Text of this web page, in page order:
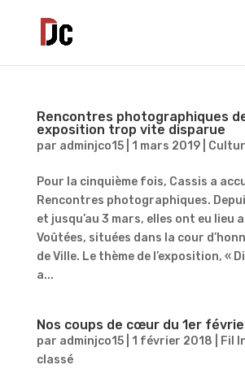
Rencontres photographiques
exposition trop vite disparue
par adminjco15| 1 mars 2019|
Pour la cinquième fois, Cassis a
Rencontres photographiques.
et jusqu’au 3 mars, elles ont eu lieu
Voûtées, situées dans la cour
de Ville. Le thème de l’exposition, «
a...
Nos coups de cœur du 1er
par adminjco15| 1 février 2018 Fil
classé